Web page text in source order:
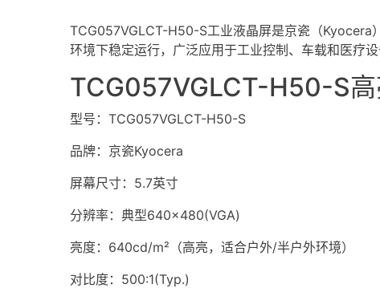
TCG057VGLCT-H50-S工业液晶屏是京瓷（Kyocera
环境下稳定运行，广泛应用于工业控制、车载和医疗
TCG057VGLCT-H50-S
型号：TCG057VGLCT-H50-S
品牌：京瓷Kyocera
屏幕尺寸：5.7英寸
分辨率：典型640×480(VGA)
亮度：640cd/m²（高亮，适合户外/半户外环境）
对比度：500:1(Typ.)